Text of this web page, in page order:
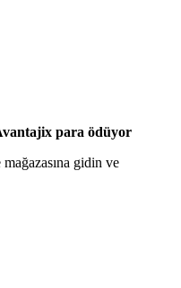
para ödüyor
gidin ve